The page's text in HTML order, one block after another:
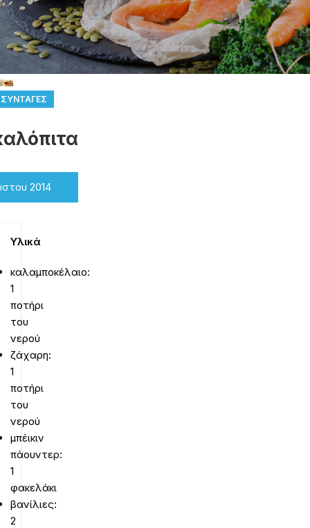
ΣΥΝΤΑΓΈΣ
2014
Υλικά
καλαμποκέλαιο:
1
ποτήρι
του
νερού
ζάχαρη:
1
ποτήρι
του
νερού
μπέικιν
πάουντερ:
1
φακελάκι
βανίλιες:
2